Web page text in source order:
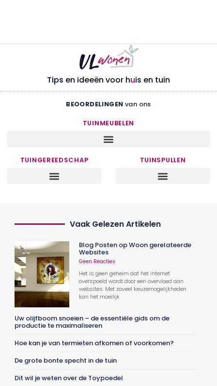
Tips en ideeën voor huis en tuin
BEOORDELINGEN van ons
TUINMEUBELEN
TUINGEREEDSCHAP TUINSPULLEN
Vaak Gelezen Artikelen
Blog Posten op Woon gerelateerde
Websites
Geen Reacties
Het is geen geheim dat het internet
overspoeld wordt door een overvloed aan
websites. Met zoveel keuzemogelijkheden
kan het moeilijk
Uw olijfboom snoeien – de essentiële gids om de
productie te maximaliseren
Hoe kan je van termieten afkomen of voorkomen?
De grote bonte specht in de tuin
Dit wil je weten over de Toypoedel